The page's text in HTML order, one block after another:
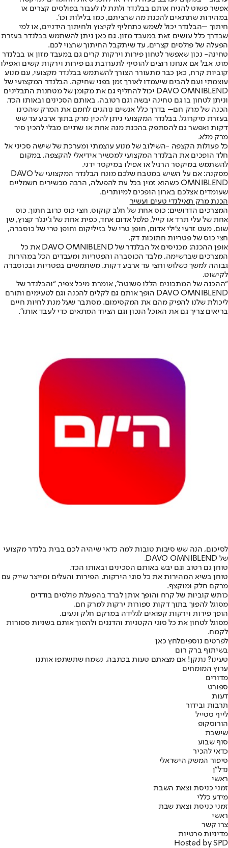
אפשר פשוט להניח אותם בבלנדר ולתת לו לעבור בפולסים קצרים או
במהירות שתתאים להכנת מה שרציתם, כמו בלילות וכו’.
חיתוך –הבלנדר יכול לשמש כתחליף לקיצוץ ולחיתוך הידניים, או למי
שבדרך כלל עושים זאת במעבד מזון. גם כאן ניתן להשתמש בבלנדר בעזרת
הפעלה של פולסים קצרים, עד שיתקבל החיתוך שרצוי לכם.
טחינה- נכון שאפשר לטחון פירות וירקות קרים גם במעבד מזון או בבלנדר
מוט, אבל אם אנחנו רוצים להוסיף לתערובת גם פירות וירקות קשים ואפילו
קוביות קרח, כאן כבר מתעורר הצורך להשתמש בבלנדר מקצועי, עם מנוע
עוצמתי ועם להבים שיעמדו לאורך זמן בפני שחיקה. הבלנדר המקצועי של
DAVO OMNIBLEND יכול להחליף גם את מקומן של מטחנות התבלינים
וניתן לטחון בו גם טחינה יבשה וגם רטובה, באותם הסכינים ובאותו הכד.
הכנה של מרק חם– בדרך כלל אנשים נוהגים לחמם את המרק שהכינו
בעזרת מיקרוגל. בבלנדר המקצועי ניתן להכין מרק בתוך ארבע עד שש
דקות ואפשר גם להסתפק בהכנת מנה אחת או שתיים מבלי להכין סיר
מרק מלא.
כל פעולות הקצפה -השילוב של מנוע עוצמתי ומערכת של שישה סכיני אל
חלד הופכים את הבלנדר המקצועי למכשיר אידיאלי להקצפה, במקום
להשתמש במיקסר הרגיל או אפילו במיקסר ידני.
מסקנה: אם על השיש במטבח שלכם מונח הבלנדר המקצועי של DAVO
OMNIBLEND כשהוא זמין בכל עת להפעלה, הרבה מכשירים חשמליים
שעומדים אצלכם בארון הופכים למיותרים.
הכנת מרק תאילנדי טעים ועשיר
המצרכים הדרושים: כוס אחת של חלב קוקוס, חצי כוס כרוב חתוך, כוס
אחת של עלי תרד או קייל, פלפל אדום אחד, כפית אחת של ג’ינג’ר קצוץ, שן
שום, מעט זרעי צ’ילי אדום, חופן טרי של בזיליקום וחופן טרי של כוסברה,
חצי כוס של פטריות חתוכות דק.
אופן ההכנה: מכניסים אל הבלנדר של DAVO OMNIBLEND את כל
המצרכים שברשימה, מלבד הכוסברה והפטריות ומעבדים הכל במהירות
גבוהה למשך כשלוש וחצי עד ארבע דקות. משתמשים בפטריות ובכוסברה
לקישוט.
“ההכנה של המתכונים הללו פשוטה”, אומרת מיכל צפיר, “והבלנדר של
DAVO OMNIBLEND הופך אותם גם לקלים להכנה וגם לטעימים ותורם
ליכולת שלנו להפיק מהם את המקסימום. מסתבר שעל מנת לחיות חיים
בריאים צריך גם את האוכל הנכון וגם הציוד המתאים כדי לעבד אותו”.
לסיכום, הנה שש סיבות טובות למה כדאי שיהיה לכם בבית בלנדר מקצועי
של DAVO OMNIBLEND.
טוחן גם רטוב וגם יבש באותם הסכינים ובאותו הכד.
טוחן בשיא המהירות את כל סוגי הירקות, הפירות והעלים ומייצר שייק עם
מרקם חלק ומוקצף.
כותש קוביות של קרח והופך אותן לברד בהפעלת פולסים בודדים
מסוגל להפוך בתוך דקות ספורות ירקות למרק חם.
הופך פירות וירקות קפואים לגלידה במרקם חלק ונעים.
מסוגל לטחון את כל סוגי הקטניות והדגנים ולהפוך אותם בשניות ספורות
לקמח.
לפרטים נוספיםלחץ כאן
בשיתוף ברק רום
טעינו? נתקן! אם מצאתם טעות בכתבה, נשמח שתשתפו אותנו
ערוץ המומחים
מדורים
ספורט
דעות
תרבות ובידור
לייף סטייל
הורוסקופ
שישבת
סוף שבוע
כדאי להכיר
סיפור המשק הישראלי
נדל"ן
ראשי
זמני כניסת וצאת השבת
מידע כללי
זמני כניסת וצאת שבת
ראשי
צרו קשר
מדיניות פרטיות
Hosted by SPD